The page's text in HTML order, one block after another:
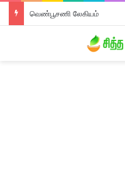
வெண்பூசணி லேகியம்